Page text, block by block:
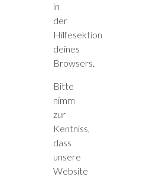
in
der
Hilfesektion
deines
Browsers.
Bitte
nimm
zur
Kentniss,
dass
unsere
Website